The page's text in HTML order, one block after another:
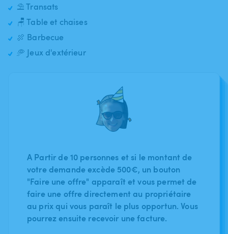
⛱️ Transats
🪑 Table et chaises
🍖 Barbecue
🥏 Jeux d'extérieur
A Partir de 10 personnes et si le montant de
votre demande excède 500€, un bouton
"Faire une offre" apparaît et vous permet de
faire une offre directement au propriétaire
au prix qui vous paraît le plus opportun. Vous
pourrez ensuite recevoir une facture.